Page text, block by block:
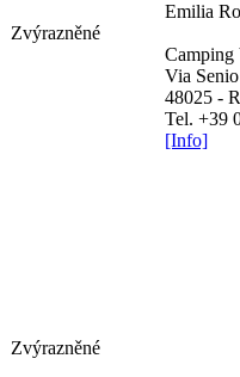
Zvýrazněné
Zvýrazněné
Emilia
Camping
Via
48025 -
Tel. +39
[Info]